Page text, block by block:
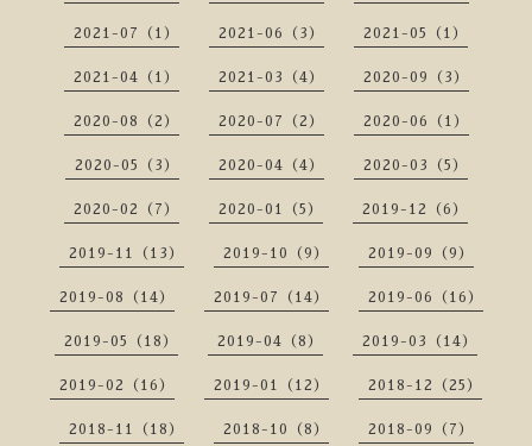
2021-07（1） 2021-06（3） 2021-05（1）
2021-04（1） 2021-03（4） 2020-09（3）
2020-08（2） 2020-07（2） 2020-06（1）
2020-05（3） 2020-04（4） 2020-03（5）
2020-02（7） 2020-01（5） 2019-12（6）
2019-11（13） 2019-10（9） 2019-09（9）
2019-08（14） 2019-07（14） 2019-06（16）
2019-05（18） 2019-04（8） 2019-03（14）
2019-02（16） 2019-01（12） 2018-12（25）
2018-11（18） 2018-10（8） 2018-09（7）